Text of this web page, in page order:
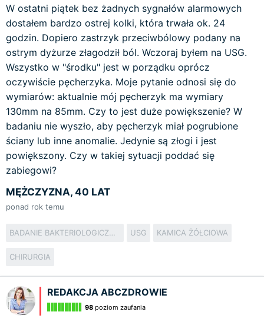
W ostatni piątek bez żadnych sygnałów alarmowych
dostałem bardzo ostrej kolki, która trwała ok. 24
godzin. Dopiero zastrzyk przeciwbólowy podany na
ostrym dyżurze złagodził ból. Wczoraj byłem na USG.
Wszystko w "środku" jest w porządku oprócz
oczywiście pęcherzyka. Moje pytanie odnosi się do
wymiarów: aktualnie mój pęcherzyk ma wymiary
130mm na 85mm. Czy to jest duże powiększenie? W
badaniu nie wyszło, aby pęcherzyk miał pogrubione
ściany lub inne anomalie. Jedynie są złogi i jest
powiększony. Czy w takiej sytuacji poddać się
zabiegowi?
MĘŻCZYZNA, 40 LAT
ponad rok temu
BADANIE BAKTERIOLOGICZNE MOCZU USG KAMICA ŻÓŁCIOWA
CHIRURGIA
REDAKCJA ABCZDROWIE
98 poziom zaufania